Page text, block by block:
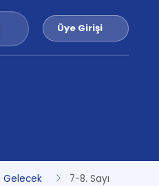
Üye Girişi
Gelecek 7-8. Sayı